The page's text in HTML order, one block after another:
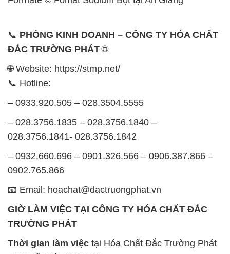
🌐 Website: https://stmp.net/
– 0933.920.505 – 028.3504.5555
028.3756.1841- 028.3756.1842
0902.765.866
📧 Email: hoachat@dactruongphat.vn
TRƯỜNG PHÁT
được tổ chức như sau:
Thứ 2 đến thứ 6: Buổi sáng: từ 8h đến 11h – Buổi
chiều: từ 12h30 đến 17h
Thứ 7: Buổi sáng: từ 8h đến 11h – Buổi chiều: từ